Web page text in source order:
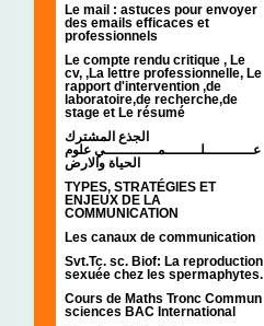
Le mail : astuces pour envoyer
des emails efficaces et
professionnels
Le compte rendu critique , Le
cv, ,La lettre professionnelle, Le
rapport d'intervention ,de
laboratoire,de recherche,de
stage et Le résumé
الجذع المشترك
عـــــــــــلــــــــمــــــــــــي علوم
الحياة والارض
TYPES, STRATÉGIES ET
ENJEUX DE LA
COMMUNICATION
Les canaux de communication
Svt.Tc. sc. Biof: La reproduction
sexuée chez les spermaphytes.
Cours de Maths Tronc Commun
sciences BAC International